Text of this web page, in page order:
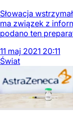
Słowacja
ma związek z
podano ten
11 maj 2021 20:11
Świat